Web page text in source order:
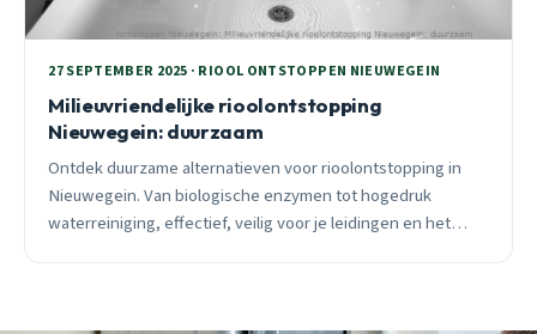
27 SEPTEMBER 2025 · RIOOL ONTSTOPPEN NIEUWEGEIN
Milieuvriendelijke rioolontstopping
Nieuwegein: duurzaam
Ontdek duurzame alternatieven voor rioolontstopping in
Nieuwegein. Van biologische enzymen tot hogedruk
waterreiniging, effectief, veilig voor je leidingen en het